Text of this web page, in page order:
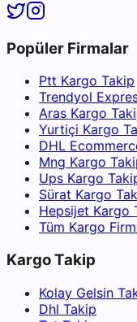
Popüler Firmalar
Ptt Kargo Takip
Trendyol
Aras Kargo
Yurtiçi Kargo
DHL
Mng Kargo
Ups Kargo
Sürat Kargo
Hepsijet Kargo
Tüm Kargo
Kargo Takip
Kolay Gelsin
Dhl Takip